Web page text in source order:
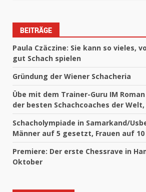
BEITRÄGE
Paula Czäczine: Sie kann so vieles,
gut Schach spielen
Gründung der Wiener Schacheria
Übe mit dem Trainer-Guru IM
der besten Schachcoaches der Welt,
Schacholympiade in Samarkand/
Männer auf 5 gesetzt, Frauen auf 10
Premiere: Der erste Chessrave in
Oktober